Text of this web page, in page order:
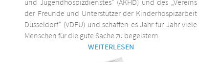
der Freunde und Unterstützer der Kinderhospizarbeit
Düsseldorf“ (VDFU) und schaffen es Jahr für Jahr viele
Menschen für die gute Sache zu begeistern.
WEITERLESEN